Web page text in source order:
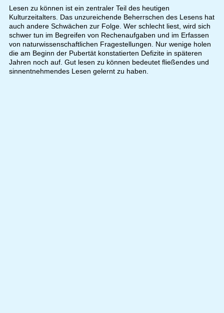
Lesen zu können ist ein zentraler Teil des heutigen
Kulturzeitalters. Das unzureichende Beherrschen des Lesens hat
auch andere Schwächen zur Folge. Wer schlecht liest, wird sich
schwer tun im Begreifen von Rechenaufgaben und im Erfassen
von naturwissenschaftlichen Fragestellungen. Nur wenige holen
die am Beginn der Pubertät konstatierten Defizite in späteren
Jahren noch auf. Gut lesen zu können bedeutet fließendes und
sinnentnehmendes Lesen gelernt zu haben.